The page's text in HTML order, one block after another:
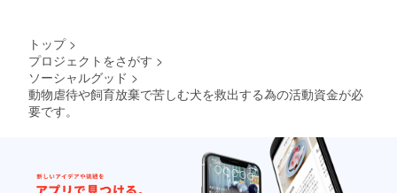
トップ >
プロジェクトをさがす >
ソーシャルグッド >
動物虐待や飼育放棄で苦しむ犬を救出する為の活動資金が必
要です。